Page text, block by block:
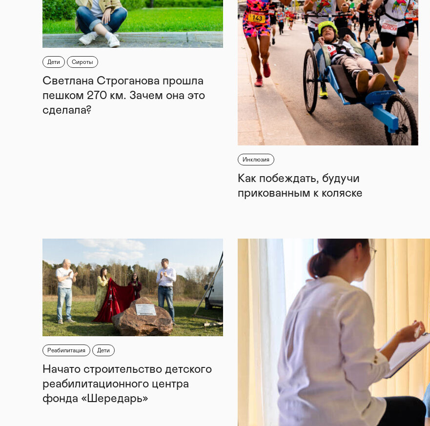
Дети Сироты
Светлана Строганова прошла
пешком 270 км. Зачем она это
сделала?
Инклюзия
Как побеждать, будучи
прикованным к коляске
Реабилитация Дети
Начато строительство детского
реабилитационного центра
фонда «Шередарь»